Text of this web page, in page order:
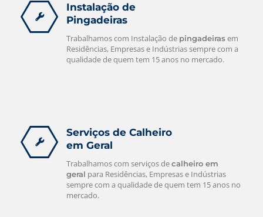
Instalação de
Pingadeiras
Trabalhamos com Instalação de pingadeirasem
Residências, Empresas e Indústrias sempre com a
qualidade de quem tem 15 anos no mercado.
Serviços de Calheiro
em Geral
Trabalhamos com serviços decalheiro em
geral para Residências, Empresas e Indústrias
sempre com a qualidade de quem tem 15 anos no
mercado.